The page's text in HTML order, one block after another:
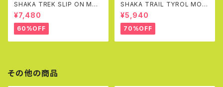
SHAKA TREK SLIP ON MOC
AT
¥7,480
60%OFF
SHAKA TRAIL TYROL MOC
EX(SAND)
¥5,940
70%OFF
その他の商品